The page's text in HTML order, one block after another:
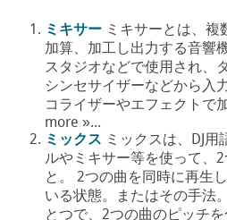
ミキサー ミキサーとは、複
加算、加工し出力する音響
スタジオなどで使用され、
シンセサイザーなどから入
コライザーやエフェクトで
more »...
ミックス ミックスは、DJ
ルやミキサー等を使って、
と。 2つの曲を同時に再生
いる状態。またはその手法
とつで、2つの曲のピッチ